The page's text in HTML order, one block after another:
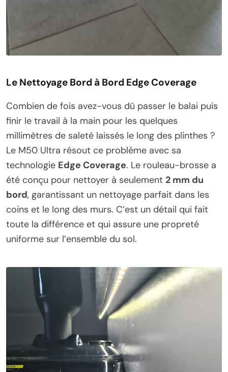
Le Nettoyage Bord à Bord Edge Coverage
Combien de fois avez-vous dû passer le balai puis
finir le travail à la main pour les quelques
millimètres de saleté laissés le long des plinthes ?
Le M50 Ultra résout ce problème avec sa
technologie Edge Coverage. Le rouleau-brosse a
été conçu pour nettoyer à seulement 2 mm du
bord, garantissant un nettoyage parfait dans les
coins et le long des murs. C’est un détail qui fait
toute la différence et qui assure une propreté
uniforme sur l’ensemble du sol.